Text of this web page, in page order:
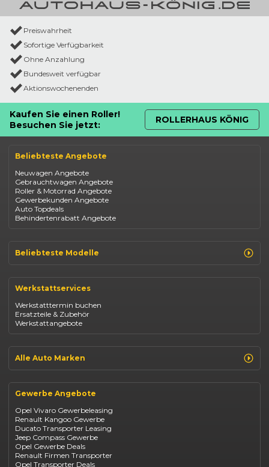
Preiswahrheit
Sofortige Verfügbarkeit
Ohne Anzahlung
Bundesweit verfügbar
Aktionswochenenden
Kaufen Sie einen Roller!
Besuchen Sie jetzt:
ROLLERHAUS KÖNIG
Beliebteste Angebote
Neuwagen Angebote
Gebrauchtwagen Angebote
Roller & Motorrad Angebote
Gewerbekunden Angebote
Auto Topdeals
Behindertenrabatt Angebote
Beliebteste Modelle
Opel Corsa
Fiat 500
Dacia Duster
Dacia Sandero
Jeep Compass
Suzuki Vitara
Suzuki Swift
Mazda CX-30
Werkstattservices
Werkstatttermin buchen
Ersatzteile & Zubehör
Werkstattangebote
Alle Auto Marken
Opel
Fiat
Jeep
Suzuki
BYD
Kia
Mazda
Citroën
Gewerbe Angebote
Opel Vivaro Gewerbeleasing
Renault Kangoo Gewerbe
Ducato Transporter Leasing
Jeep Compass Gewerbe
Opel Gewerbe Deals
Renault Firmen Transporter
Opel Transporter Deals